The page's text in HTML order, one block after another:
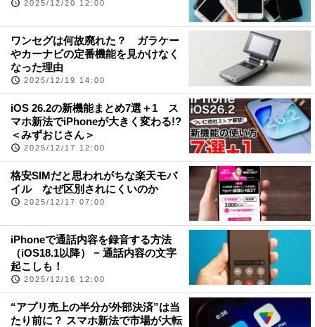
2025/12/20 12:00
ワンセグは何故廃れた？ ガラケー
やカーナビの定番機能を見かけなく
なった理由
2025/12/19 14:00
iOS 26.2の新機能まとめ7選＋1 ス
マホ新法でiPhoneが大きく変わる!?
＜みずおじさん＞
2025/12/17 12:00
格安SIMだと思われがちな楽天モバ
イル なぜ区別されにくいのか
2025/12/17 07:00
iPhoneで通話内容を録音する方法
（iOS18.1以降） − 通話内容の文字
起こしも！
2025/12/16 12:00
“アプリ売上の半分が外部決済”は当
たり前に？ スマホ新法で市場が大転